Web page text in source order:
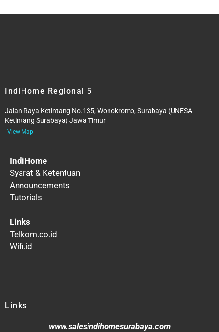
IndiHome Regional 5
Jalan Raya Ketintang No.135, Wonokromo, Surabaya (UNESA
Ketintang Surabaya) Jawa Timur
View Map
IndiHome
Syarat & Ketentuan
Announcements
Tutorials
Links
Telkom.co.id
Wifi.id
Links
www.salesindihomesurabaya.com